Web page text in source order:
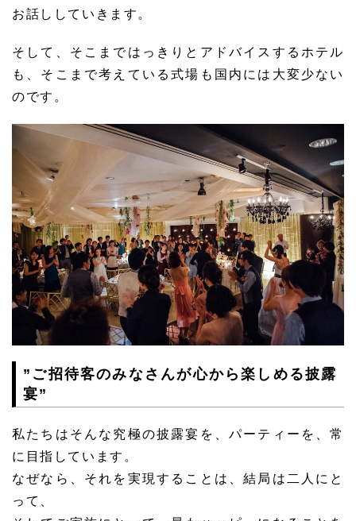
お話ししていきます。
そして、そこまではっきりとアドバイスするホテル
も、そこまで考えている式場も国内には大変少ない
のです。
”ご招待客のみなさんが心から楽しめる披露
宴”
私たちはそんな究極の披露宴を、パーティーを、常
に目指しています。
なぜなら、それを実現することは、結局は二人にと
って、